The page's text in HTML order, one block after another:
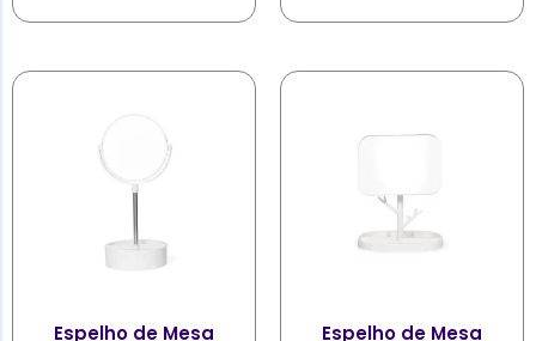
Espelho de Mesa Espelho de Mesa